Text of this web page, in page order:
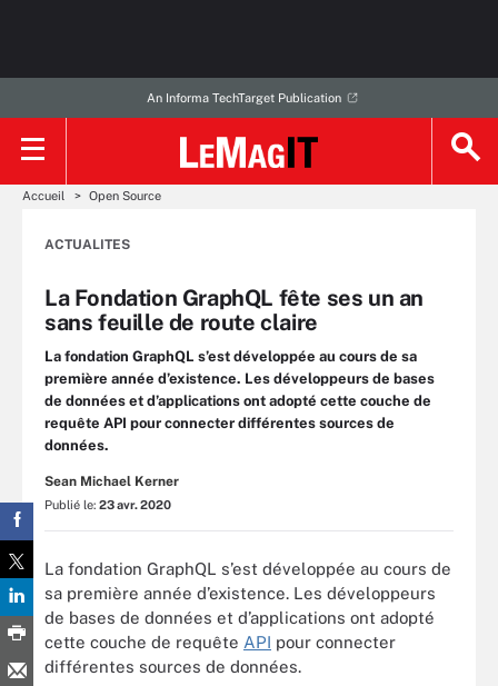
An Informa TechTarget Publication
Accueil Open Source
ACTUALITES
La Fondation GraphQL fête ses un an
sans feuille de route claire
La fondation GraphQL s’est développée au cours de sa
première année d’existence. Les développeurs de bases
de données et d’applications ont adopté cette couche de
requête API pour connecter différentes sources de
données.
Sean Michael Kerner
Publié le: 23 avr. 2020
La fondation GraphQL s’est développée au cours de
sa première année d’existence. Les développeurs
de bases de données et d’applications ont adopté
cette couche de requête API pour connecter
différentes sources de données.